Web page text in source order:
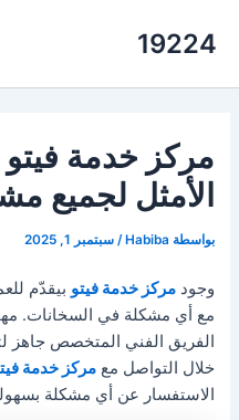
19224
الأمثل لجميع
بواسطة Habiba
/سبتمبر 1, 2025
وجودمركز خدمة فيتو بيقدّم
مع أي مشكلة في السخانات.
الفريق الفني المتخصص جاهز
خلال التواصل معمركز خدمة
الاستفسار عن أي مشكلة